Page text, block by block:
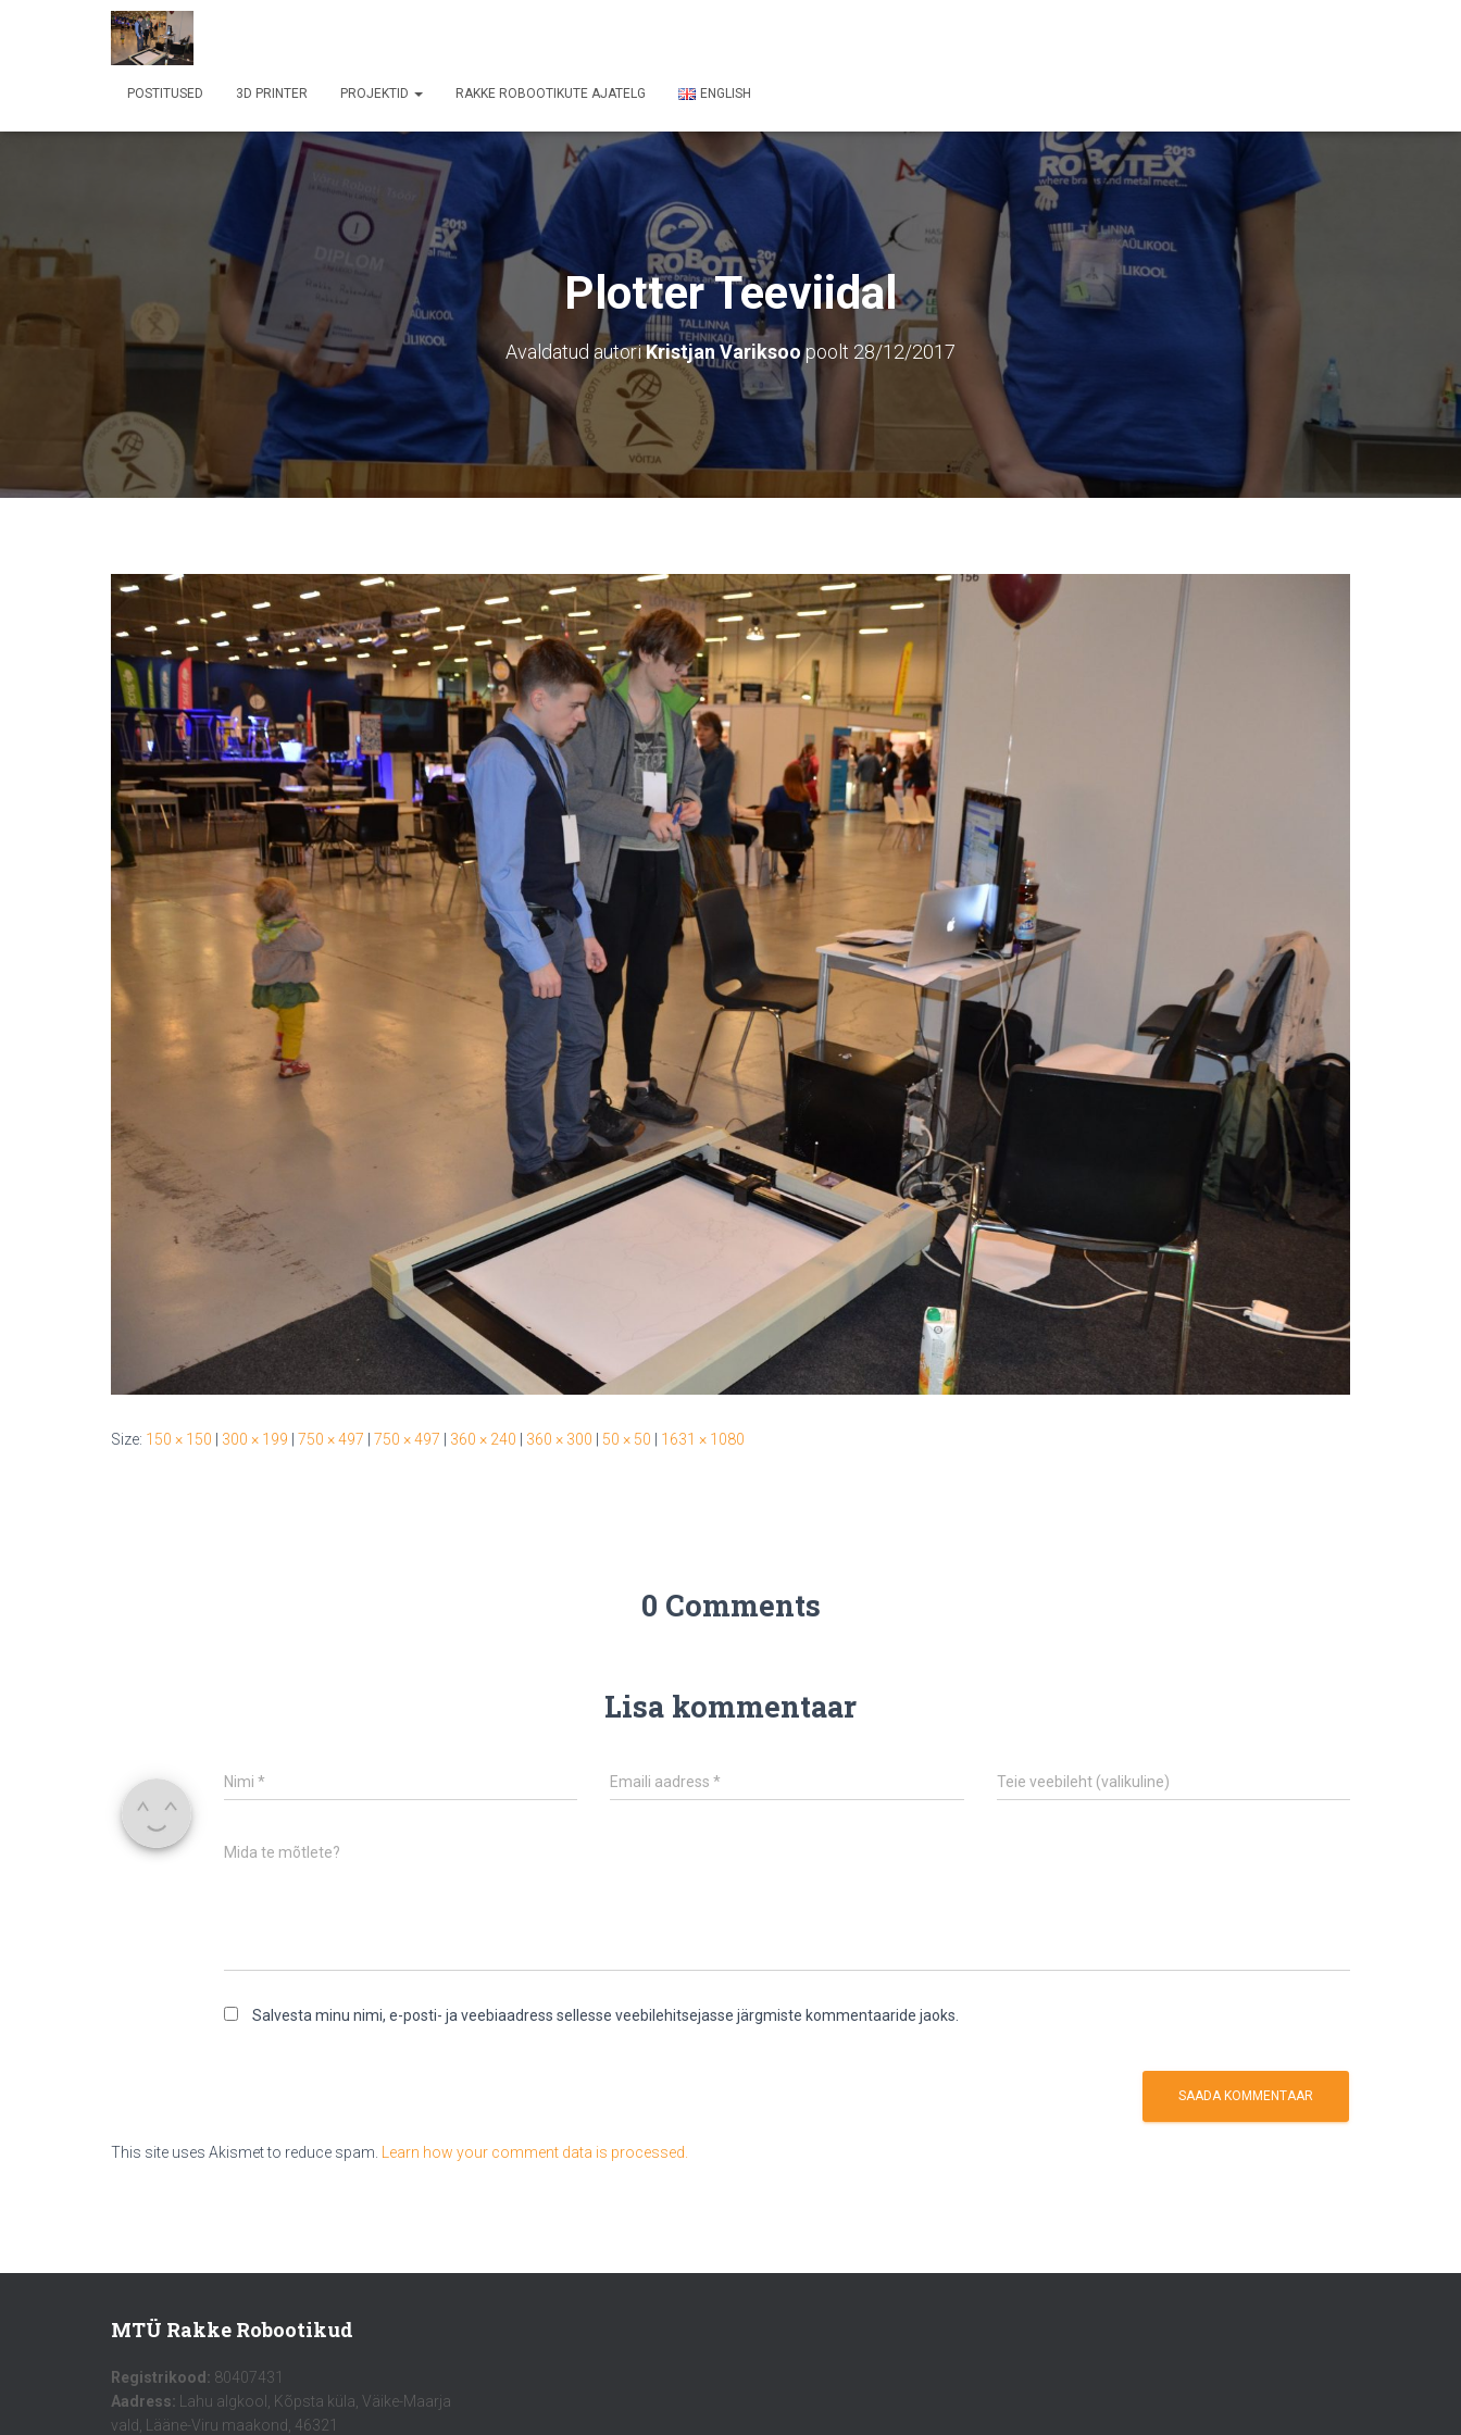
POSTITUSED 3D PRINTER PROJEKTID RAKKE ROBOOTIKUTE AJATELG ENGLISH
Plotter Teeviidal
Avaldatud autoriKristjan Variksoopoolt 28/12/2017
Size: 150 × 150 300 × 199 750 × 497 750 × 497 360 × 240 360 × 300 50 × 50 1631 × 1080
0 Comments
Lisa kommentaar
Nimi * Emaili aadress* Teie veebileht (valikuline)
Mida te mõtlete?
Salvesta minu nimi, e-posti- ja veebiaadress sellesse veebilehitsejasse järgmiste kommentaaride jaoks.
This site uses Akismet to reduce spam. Learn how your comment data is processed.
MTÜ Rakke Robootikud
Registrikood: 80407431
Aadress: Lahu algkool, Kõpsta küla, Väike-Maarja
vald, Lääne-Viru maakond, 46321